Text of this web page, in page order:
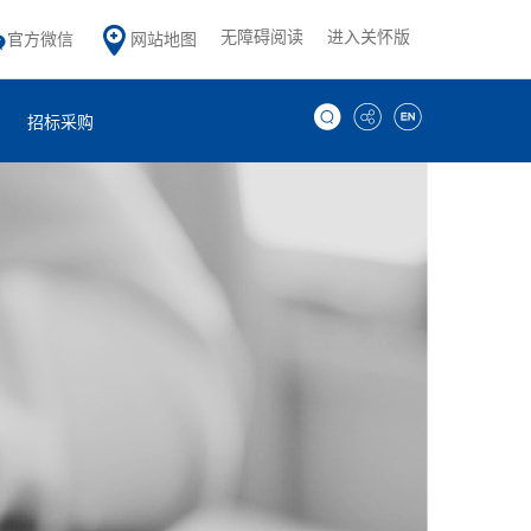
官方微信 网站地图 无障碍阅读 进入关怀版
招标采购